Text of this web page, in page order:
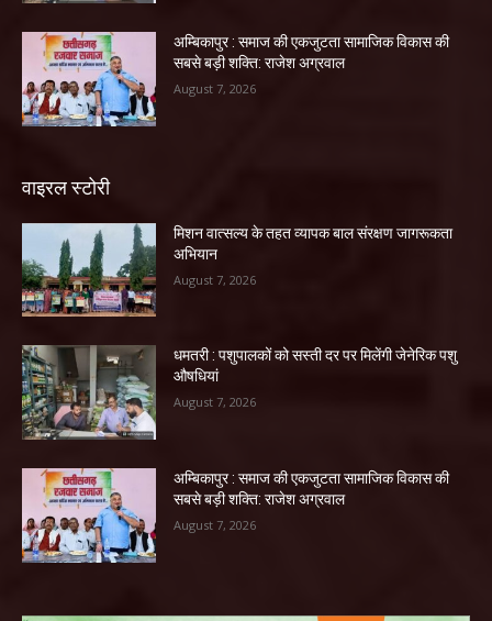
अम्बिकापुर : समाज की एकजुटता सामाजिक विकास की
सबसे बड़ी शक्ति: राजेश अग्रवाल
August 7, 2026
वाइरल स्टोरी
मिशन वात्सल्य के तहत व्यापक बाल संरक्षण जागरूकता
अभियान
August 7, 2026
धमतरी : पशुपालकों को सस्ती दर पर मिलेंगी जेनेरिक पशु
औषधियां
August 7, 2026
अम्बिकापुर : समाज की एकजुटता सामाजिक विकास की
सबसे बड़ी शक्ति: राजेश अग्रवाल
August 7, 2026